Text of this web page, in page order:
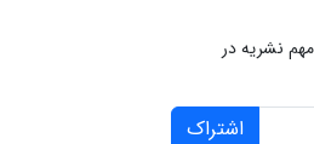
نشریه در
اشتراک